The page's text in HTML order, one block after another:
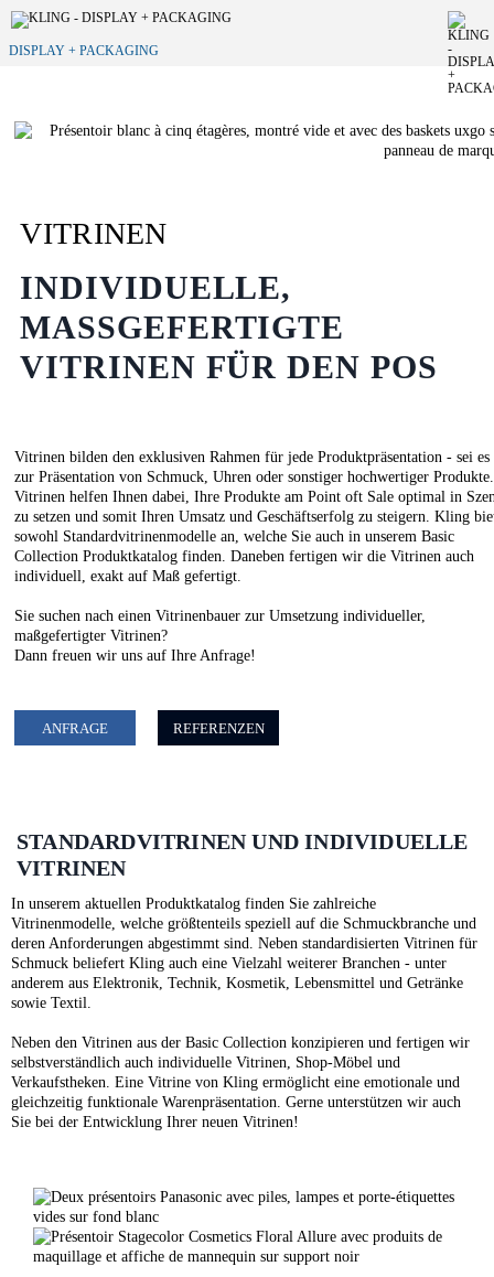
DISPLAY + PACKAGING
VITRINEN
INDIVIDUELLE,
MASSGEFERTIGTE V
ITRINEN FÜR DEN POS
Vitrinen bilden den exklusiven Rahmen für jede Produktpräsentation - sei es
zur Präsentation von Schmuck, Uhren oder sonstiger hochwertiger Produkte.
Vitrinen helfen Ihnen dabei, Ihre Produkte am Point oft Sale optimal in
zu setzen und somit Ihren Umsatz und Geschäftserfolg zu steigern. Kling
sowohl Standardvitrinenmodelle an, welche Sie auch in unserem Basic
Collection Produktkatalog finden. Daneben fertigen wir die Vitrinen auch
individuell, exakt auf Maß gefertigt.
Sie suchen nach einen Vitrinenbauer zur Umsetzung individueller,
maßgefertigter Vitrinen?
Dann freuen wir uns auf Ihre Anfrage!
ANFRAGE REFERENZEN
STANDARDVITRINEN UND INDIVIDUELLE
VITRINEN
In unserem aktuellen Produktkatalog finden Sie zahlreiche
Vitrinenmodelle, welche größtenteils speziell auf die Schmuckbranche und
deren Anforderungen abgestimmt sind. Neben standardisierten Vitrinen für
Schmuck beliefert Kling auch eine Vielzahl weiterer Branchen - unter
anderem aus Elektronik, Technik, Kosmetik, Lebensmittel und Getränke
sowie Textil.
Neben den Vitrinen aus der Basic Collection konzipieren und fertigen wir
selbstverständlich auch individuelle Vitrinen, Shop-Möbel und
Verkaufstheken. Eine Vitrine von Kling ermöglicht eine emotionale und
gleichzeitig funktionale Warenpräsentation. Gerne unterstützen wir auch
Sie bei der Entwicklung Ihrer neuen Vitrinen!